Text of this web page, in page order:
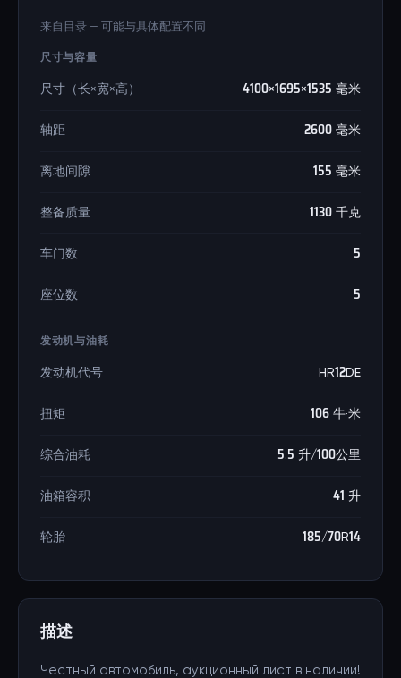
来自目录 — 可能与具体配置不同
尺寸与容量
尺寸（长×宽×高） 4100×1695×1535 毫米
轴距 2600 毫米
离地间隙 155 毫米
整备质量 1130 千克
车门数 5
座位数 5
发动机与油耗
发动机代号 HR12DE
扭矩 106 牛·米
综合油耗 5.5 升/100公里
油箱容积 41 升
轮胎 185/70R14
描述
Честный автомобиль, аукционный лист в наличии!